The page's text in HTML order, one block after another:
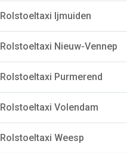
Rolstoeltaxi Ijmuiden
Rolstoeltaxi Nieuw-Vennep
Rolstoeltaxi Purmerend
Rolstoeltaxi Volendam
Rolstoeltaxi Weesp